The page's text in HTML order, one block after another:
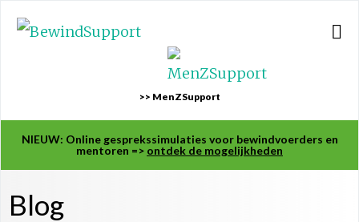
>> MenZSupport
NIEUW: Online gesprekssimulaties voor bewindvoerders en
mentoren => ontdek de mogelijkheden
Blog